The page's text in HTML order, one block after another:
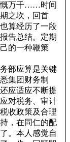
慨万千……时间
之坎，回首
算经历了一段
告总结。定期
的一种鞭策
部应算是关键
集团财务制
应适应不断提
对税务、审计
收政策及合理
，在同仁的配
。本人感觉自